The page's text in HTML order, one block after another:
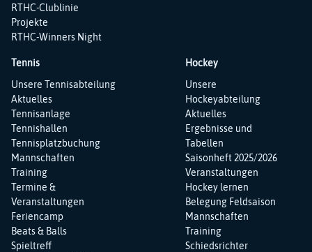
RTHC-Clublinie
Projekte
RTHC-Winners Night
Tennis
Navigation
überspringen
Unsere Tennisabteilung
Aktuelles
Tennisanlage
Tennishallen
Tennisplatzbuchung
Mannschaften
Training
Termine &
Veranstaltungen
Feriencamp
Beats & Balls
Spieltreff
Hockey
Navigation
überspringen
Unsere
Hockeyabteilung
Aktuelles
Ergebnisse und
Tabellen
Saisonheft 2025/2026
Veranstaltungen
Hockey lernen
Belegung Feldsaison
Mannschaften
Training
Schiedsrichter